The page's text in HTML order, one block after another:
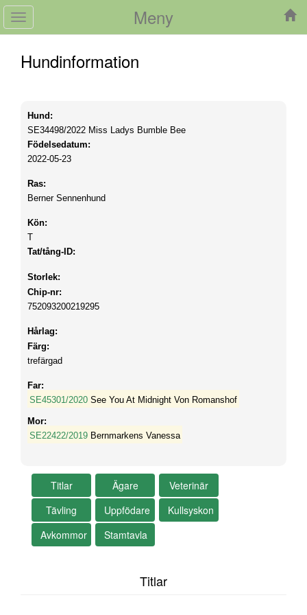
Meny
Toggle
navigation
Hundinformation
Hund:
SE34498/2022 Miss Ladys Bumble Bee
Födelsedatum:
2022-05-23
Ras:
Berner Sennenhund
Kön:
T
Tat/tång-ID:
Storlek:
Chip-nr:
752093200219295
Hårlag:
Färg:
trefärgad
Far:
SE45301/2020 See You At Midnight Von Romanshof
Mor:
SE22422/2019 Bernmarkens Vanessa
Titlar